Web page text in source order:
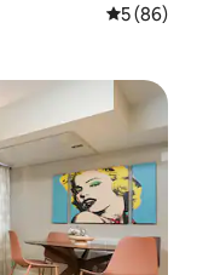
คะแนนเฉลี่
5 (86)